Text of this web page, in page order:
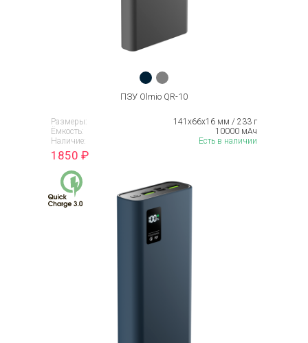
ПЗУ Olmio QR-10
Размеры:
141х66х16 мм / 233 г
Ёмкость:
10000 мАч
Наличие:
Есть в наличии
1850 ₽